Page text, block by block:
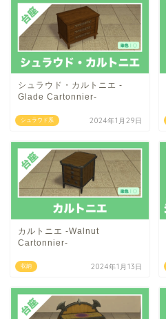
シュラウド系
シュラウド・カルトニエ -
Glade Cartonnier-
2024年1月29日
収納
カルトニエ -Walnut
Cartonnier-
2024年1月13日